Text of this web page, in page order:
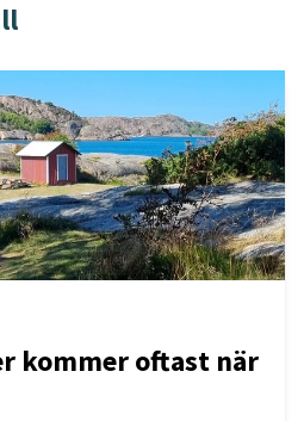
kommer oftast när